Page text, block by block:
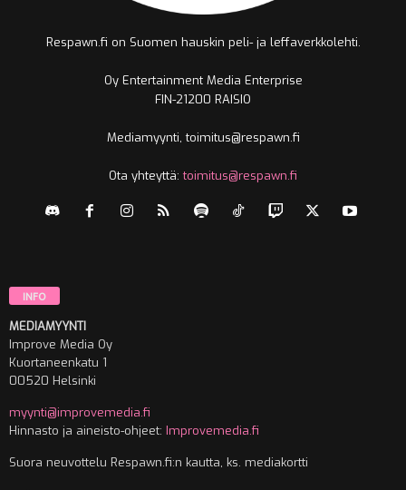
Respawn.fi on Suomen hauskin peli- ja leffaverkkolehti.
Oy Entertainment Media Enterprise
FIN-21200 RAISIO
Mediamyynti, toimitus@respawn.fi
Ota yhteyttä:toimitus@respawn.fi
INFO
MEDIAMYYNTI
Improve Media Oy
Kuortaneenkatu 1
00520 Helsinki
myynti@improvemedia.fi
Hinnasto ja aineisto-ohjeet: Improvemedia.fi
Suora neuvottelu Respawn.fi:n kautta, ks. mediakortti